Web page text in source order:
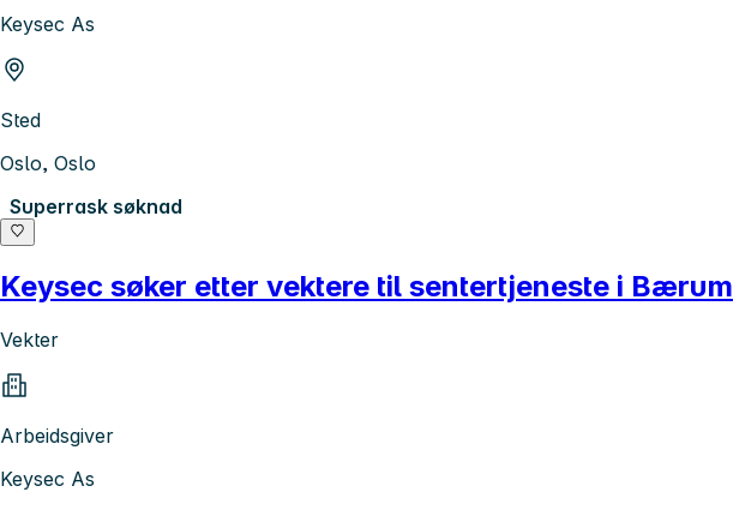
Keysec As
Sted
Oslo, Oslo
Superrask søknad
Keysec søker etter vektere til sentertjeneste i Bærum
Vekter
Arbeidsgiver
Keysec As